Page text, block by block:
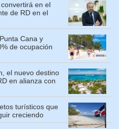
en el
de RD en el
Cana y
de ocupación
el nuevo destino
en alianza con
turísticos que
creciendo